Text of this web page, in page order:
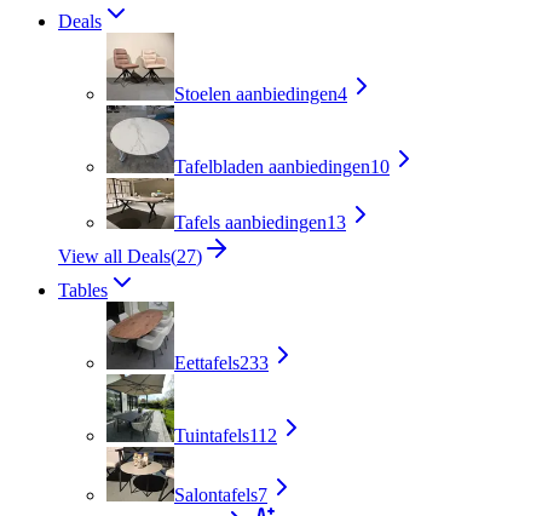
Deals
Stoelen aanbiedingen4
Tafelbladen aanbiedingen10
Tafels aanbiedingen13
View all Deals(27)
Tables
Eettafels233
Tuintafels112
Salontafels7